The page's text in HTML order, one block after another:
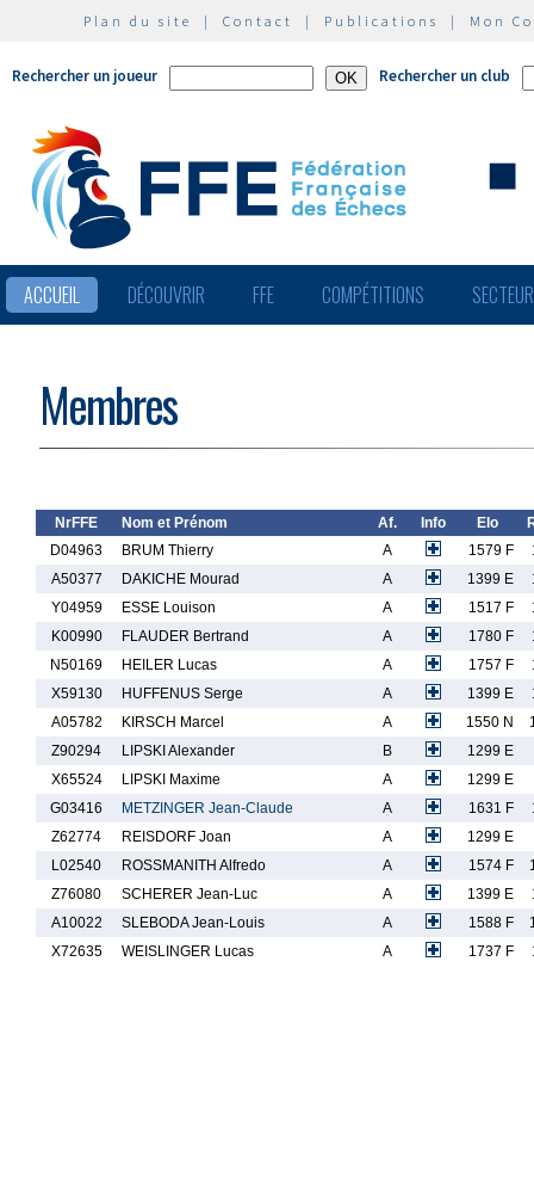
Plan du site | Contact | Publications | Mon
Rechercher un joueur Rechercher un club
ACCUEIL DÉCOUVRIR FFE COMPÉTITIONS
Membres
NrFFE Nom et Prénom Af. Info Elo
D04963
BRUM Thierry A 1579 F
A50377
DAKICHE Mourad A 1399 E
Y04959
ESSE Louison A 1517 F
K00990
FLAUDER Bertrand A 1780 F
N50169
HEILER Lucas A 1757 F
X59130
HUFFENUS Serge A 1399 E
A05782
KIRSCH Marcel A 1550 N
Z90294
LIPSKI Alexander B
1299 E
X65524
LIPSKI Maxime A
1299 E
G03416
METZINGER Jean-Claude A 1631 F
Z62774
REISDORF Joan A
1299 E
L02540
ROSSMANITH Alfredo A 1574 F
Z76080
SCHERER Jean-Luc A 1399 E
A10022
SLEBODA Jean-Louis A 1588 F
X72635
WEISLINGER Lucas A 1737 F